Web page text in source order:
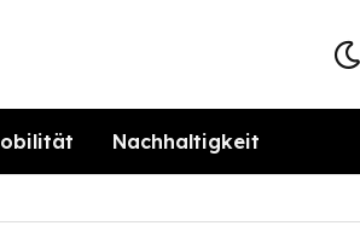
Nachhaltigkeit